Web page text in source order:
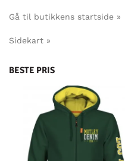
Gå til butikkens startside »
Sidekart »
BESTE PRIS